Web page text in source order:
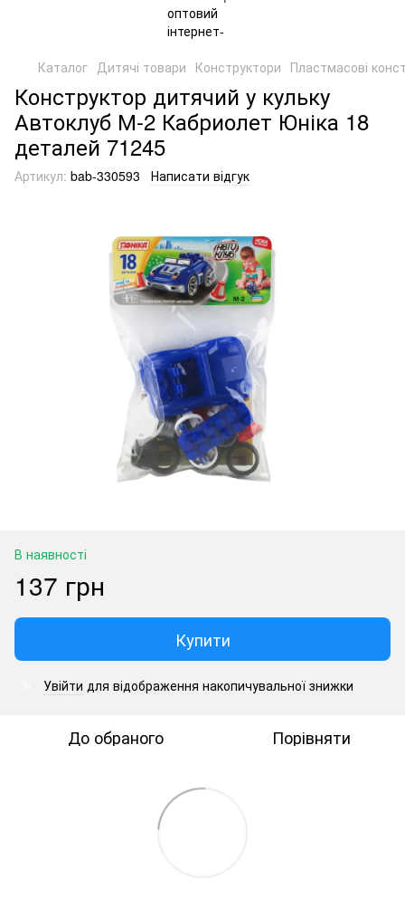
Каталог Дитячі товари Конструктори Пластмасові
Конструктор дитячий у кульку
Автоклуб М-2 Кабриолет Юніка 18
деталей 71245
Артикул: bab-330593 Написати відгук
В наявності
137 грн
Купити
Увійти для відображення накопичувальної знижки
До обраного Порівняти